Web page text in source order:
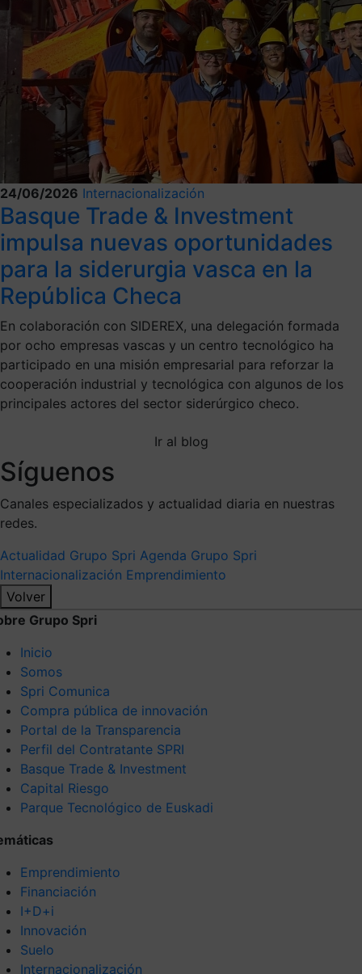
24/06/2026 Internacionalización
Basque Trade & Investment
impulsa nuevas oportunidades
para la siderurgia vasca en la
República Checa
En colaboración con SIDEREX, una delegación formada
por ocho empresas vascas y un centro tecnológico ha
participado en una misión empresarial para reforzar la
cooperación industrial y tecnológica con algunos de los
principales actores del sector siderúrgico checo.
Ir al blog
Síguenos
Canales especializados y actualidad diaria en nuestras
redes.
Actualidad Grupo Spri Agenda Grupo Spri
Internacionalización Emprendimiento
Volver
Grupo Spri
Inicio
Somos
Spri Comunica
Compra pública de innovación
Portal de la Transparencia
Perfil del Contratante SPRI
Basque Trade & Investment
Capital Riesgo
Parque Tecnológico de Euskadi
Emprendimiento
Financiación
I+D+i
Innovación
Suelo
Internacionalización